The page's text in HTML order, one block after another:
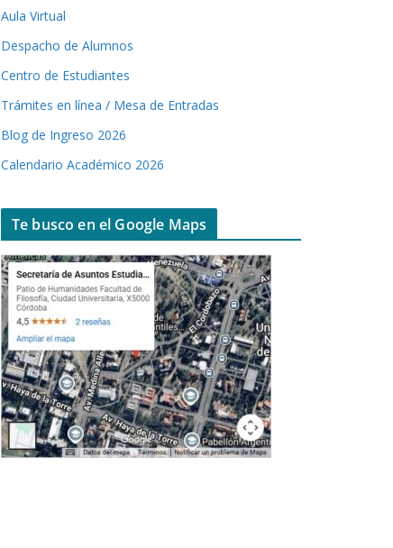
Aula Virtual
Despacho de Alumnos
Centro de Estudiantes
Trámites en línea / Mesa de Entradas
Blog de Ingreso 2026
Calendario Académico 2026
Te busco en el Google Maps